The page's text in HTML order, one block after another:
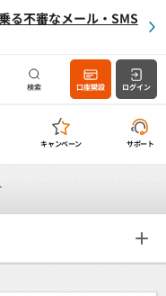
る不審なメール・SMS
検索 口座開設 ログイン
キャンペーン サポート